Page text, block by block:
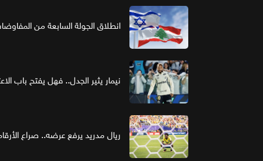
انطلاق الجولة السابعة من المفاوضات
نيمار يثير الجدل.. فهل يفتح باب
ريال مدريد يرفع عرضه.. صراع